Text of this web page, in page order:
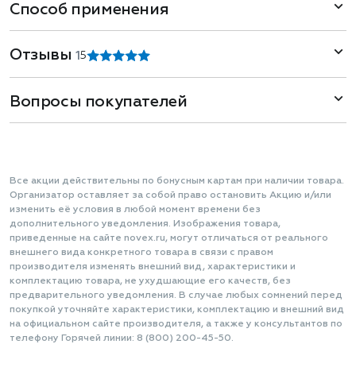
Способ применения
Отзывы1 5
Вопросы покупателей
Все акции действительны по бонусным картам при наличии товара.
Организатор оставляет за собой право остановить Акцию и/или
изменить её условия в любой момент времени без
дополнительного уведомления. Изображения товара,
приведенные на сайте novex.ru, могут отличаться от реального
внешнего вида конкретного товара в связи с правом
производителя изменять внешний вид, характеристики и
комплектацию товара, не ухудшающие его качеств, без
предварительного уведомления. В случае любых сомнений перед
покупкой уточняйте характеристики, комплектацию и внешний вид
на официальном сайте производителя, а также у консультантов по
телефону Горячей линии: 8 (800) 200-45-50.